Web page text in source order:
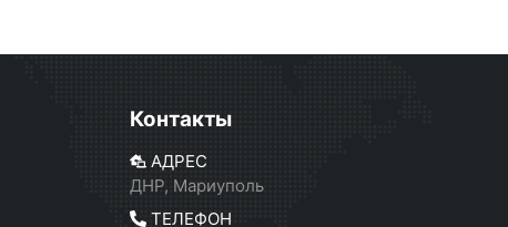
Контакты
АДРЕС
ДНР, Мариуполь
ТЕЛЕФОН